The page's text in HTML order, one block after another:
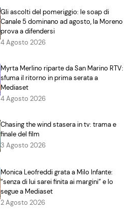
Gli ascolti del pomeriggio: le soap di
Canale 5 dominano ad agosto, la Moreno
prova a difendersi
4 Agosto 2026
Myrta Merlino riparte da San Marino RTV:
sfuma il ritorno in prima serata a
Mediaset
4 Agosto 2026
Chasing the wind stasera in tv: trama e
finale del film
3 Agosto 2026
Monica Leofreddi grata a Milo Infante:
“senza di lui sarei finita ai margini” e lo
segue a Mediaset
2 Agosto 2026